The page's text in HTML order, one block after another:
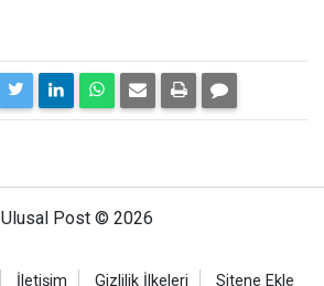
Ulusal Post © 2026
İletişim Gizlilik İlkeleri Sitene Ekle